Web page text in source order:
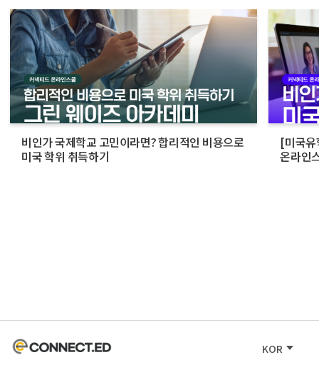
비인가 국제학교 고민이라면? 합리적인 비용으로
미국 학위 취득하기
[미국유
온라인
KOR